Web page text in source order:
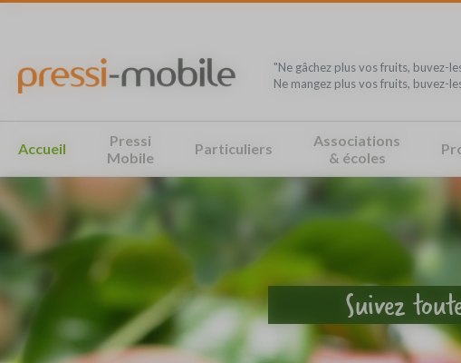
"Ne gâchez plus vos fruits, buvez-
Ne mangez plus vos fruits, buvez-
Accueil
Pressi
Mobile
Particuliers
Associations
& écoles
Suivez